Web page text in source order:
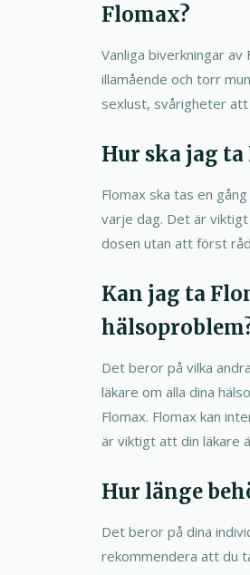
Flomax?
Vanliga biverkningar
illamående och torr
sexlust, svårigheter att
Hur ska jag ta
Flomax ska tas en
varje dag. Det är
dosen utan att först
Kan jag ta
Det beror på vilka
läkare om alla dina
Flomax. Flomax kan
är viktigt att din läkare
Hur länge
Det beror på dina
rekommendera att du